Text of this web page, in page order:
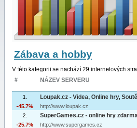
Zábava a hobby
V této kategorii se nachází 29 internetových
#
NÁZEV SERVERU
1. Loupak.cz - Videa, Online hry,
-45.7%
http://www.loupak.cz
2.
SuperGames.cz - online hry
-25.7%
http://www.supergames.cz